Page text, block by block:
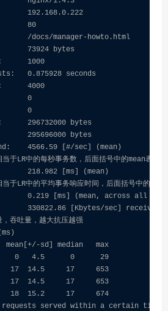
192.168.0.222
80
/docs/manager-howto.html
73924 bytes
1000
0.875928 seconds
4000
0
0
296732000 bytes
295696000 bytes
4566.59 [#/sec] (mean)
于LR中的每秒事务数，后面括号中的mean表示
218.982 [ms] (mean)
于LR中的平均事务响应时间，后面括号中的
0.219 [ms] (mean, across all
330822.86 [Kbytes/sec] received
吞吐量，越大抗压越强
mean[+/-sd] median   max
0   4.5      0      29
17  14.5     17     653
17  14.5     17     653
18  15.2     17     674
requests served within a certain time